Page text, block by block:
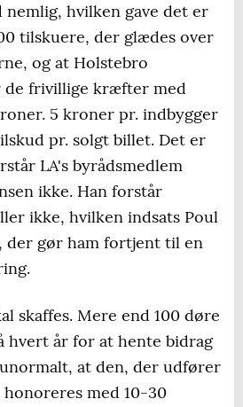
nemlig, hvilken gave det er
tilskuere, der glædes over
og at Holstebro
de frivillige kræfter med
5 kroner pr. indbygger
pr. solgt billet. Det er
LA's byrådsmedlem
ikke. Han forstår
ikke, hvilken indsats Poul
der gør ham fortjent til en
skaffes. Mere end 100 døre
hvert år for at hente bidrag
at den, der udfører
med 10-30